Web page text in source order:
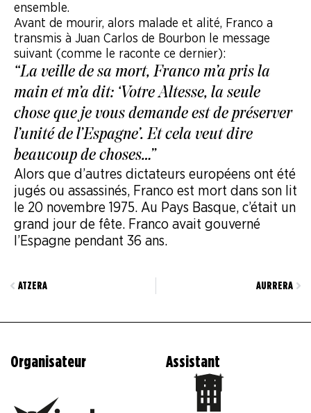
ensemble.
Avant de mourir, alors malade et alité, Franco a
transmis à Juan Carlos de Bourbon le message
suivant (comme le raconte ce dernier):
“La veille de sa mort, Franco m’a pris la
main et m’a dit: ‘Votre Altesse, la seule
chose que je vous demande est de préserver
l’unité de l’Espagne’. Et cela veut dire
beaucoup de choses…”
Alors que d’autres dictateurs européens ont été
jugés ou assassinés, Franco est mort dans son lit
le 20 novembre 1975. Au Pays Basque, c’était un
grand jour de fête. Franco avait gouverné
l’Espagne pendant 36 ans.
ATZERA AURRERA
Organisateur Assistant